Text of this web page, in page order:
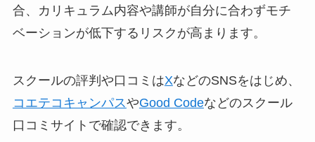
合、カリキュラム内容や講師が自分に合わずモチ
ベーションが低下するリスクが高まります。
スクールの評判や口コミはXなどのSNSをはじめ、
コエテコキャンパスやGood Codeなどのスクール
口コミサイトで確認できます。